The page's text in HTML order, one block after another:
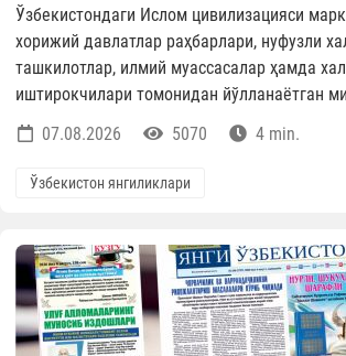
Ўзбекистондаги Ислом цивилизацияси
хорижий давлатлар раҳбарлари, нуфузли
ташкилотлар, илмий муассасалар ҳамда
иштирокчилари томонидан йўлланаётган
07.08.2026
5070 4 min.
Ўзбекистон янгиликлари